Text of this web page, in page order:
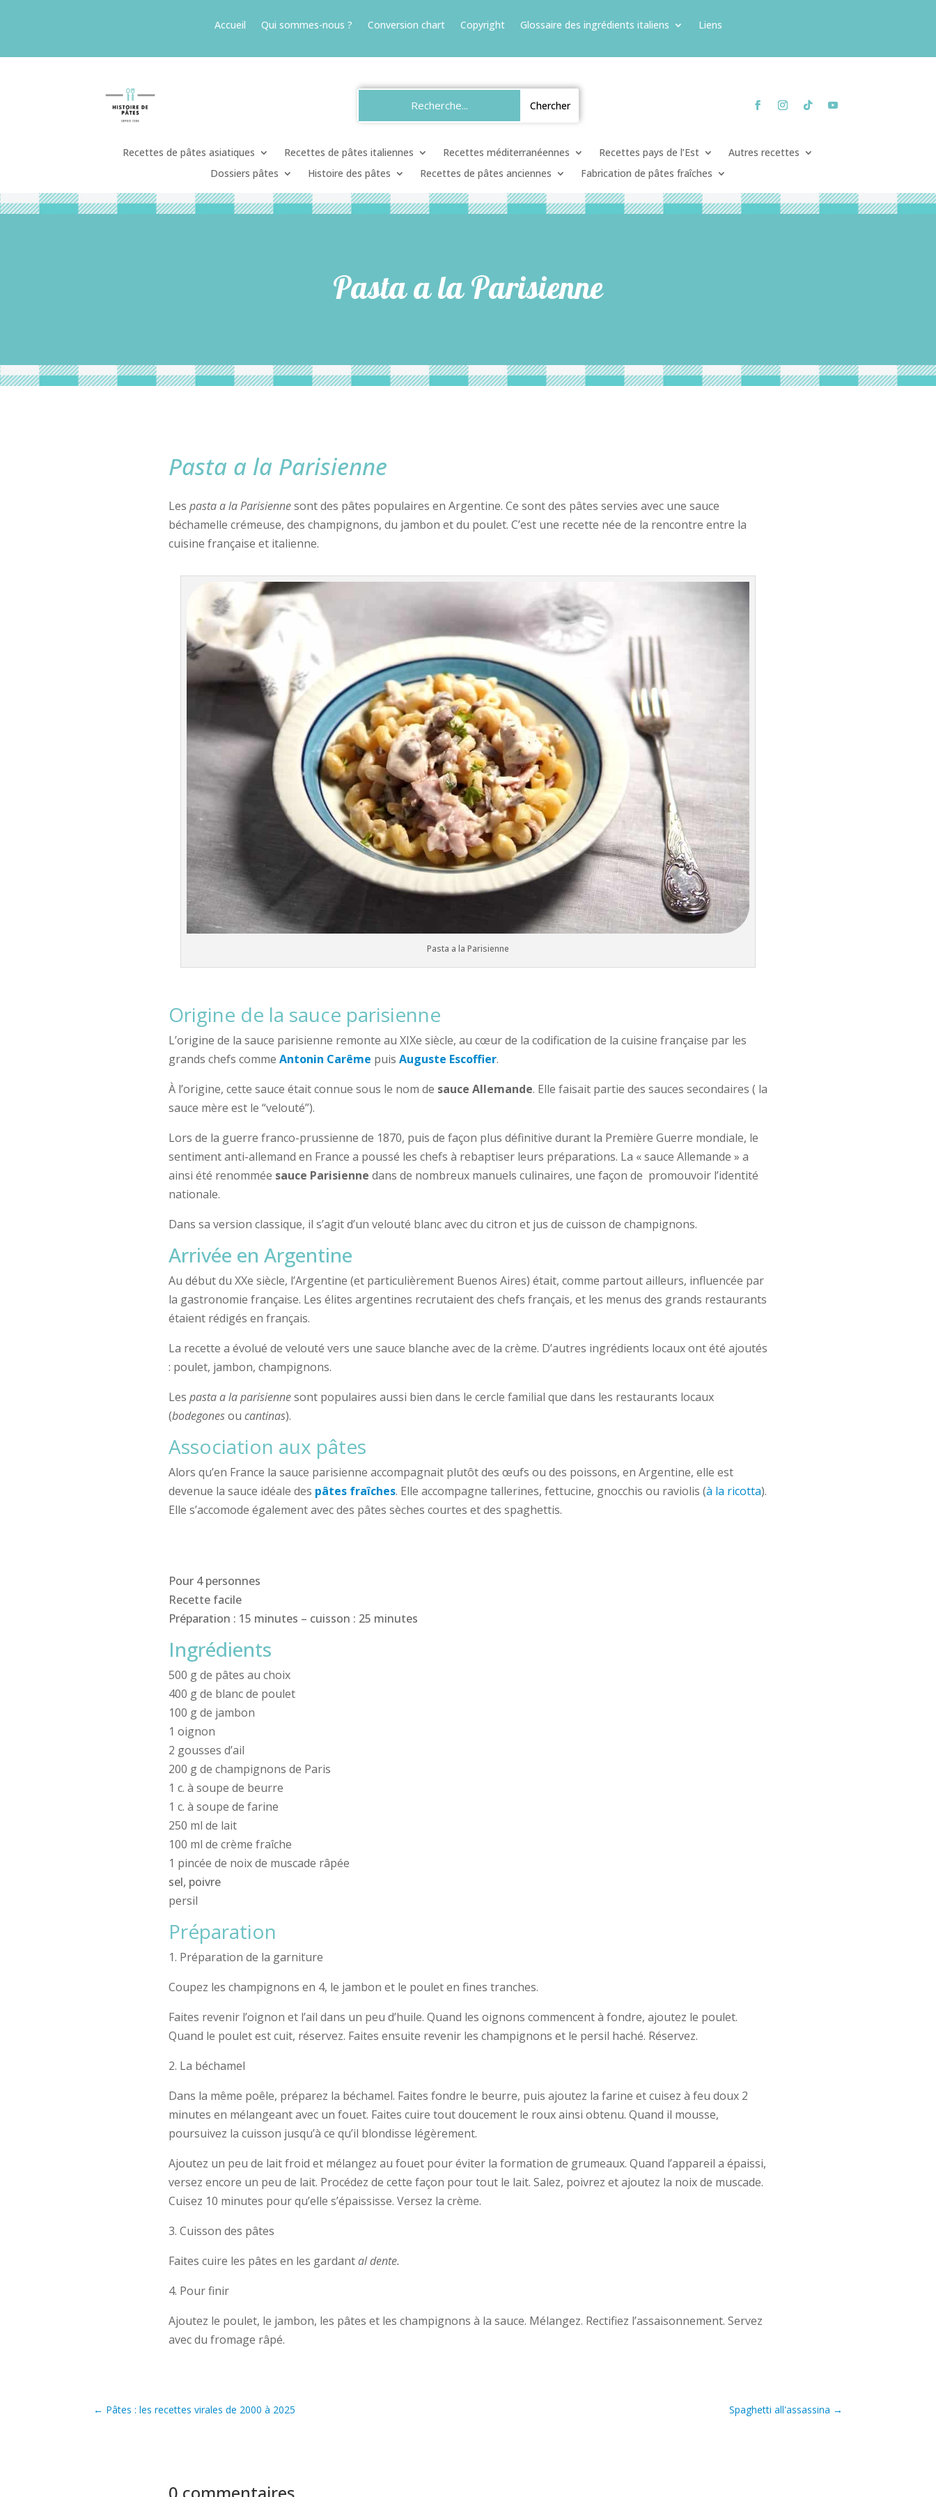
Accueil Qui sommes-nous ? Conversion chart Copyright Glossaire des ingrédients italiens Liens
Recettes de pâtes asiatiques Recettes de pâtes italiennes Recettes méditerranéennes Recettes pays de l’Est
Autres recettes
Dossiers pâtes
Histoire des pâtes Recettes de pâtes anciennes Fabrication de pâtes fraîches
Pasta a la Parisienne
Pasta a la Parisienne
Les pasta a la Parisiennesont des pâtes populaires en Argentine. Ce sont des pâtes servies avec une sauce
béchamelle crémeuse, des champignons, du jambon et du poulet. C’est une recette née de la rencontre entre la
cuisine française et italienne.
Pasta a la Parisienne
Origine de la sauce parisienne
L’origine de la sauce parisienne remonte au XIXe siècle, au cœur de la codification de la cuisine française par les
grands chefs comme Antonin Carême puis Auguste Escoffier.
À l’origine, cette sauce était connue sous le nom de sauce Allemande. Elle faisait partie des sauces secondaires ( la
sauce mère est le “velouté”).
Lors de la guerre franco-prussienne de 1870, puis de façon plus définitive durant la Première Guerre mondiale, le
sentiment anti-allemand en France a poussé les chefs à rebaptiser leurs préparations. La « sauce Allemande » a
ainsi été renommée sauce Parisienne dans de nombreux manuels culinaires, une façon de promouvoir l’identité
nationale.
Dans sa version classique, il s’agit d’un velouté blanc avec du citron et jus de cuisson de champignons.
Arrivée en Argentine
Au début du XXe siècle, l’Argentine (et particulièrement Buenos Aires) était, comme partout ailleurs, influencée par
la gastronomie française. Les élites argentines recrutaient des chefs français, et les menus des grands restaurants
étaient rédigés en français.
La recette a évolué de velouté vers une sauce blanche avec de la crème. D’autres ingrédients locaux ont été ajoutés
: poulet, jambon, champignons.
Les pasta a la parisiennesont populaires aussi bien dans le cercle familial que dans les restaurants locaux
(bodegonesou cantinas).
Association aux pâtes
Alors qu’en France la sauce parisienne accompagnait plutôt des œufs ou des poissons, en Argentine, elle est
devenue la sauce idéale des pâtes fraîches. Elle accompagne tallerines, fettucine, gnocchis ou raviolis (à la ricotta).
Elle s’accomode également avec des pâtes sèches courtes et des spaghettis.
Pour 4 personnes
Recette facile
Préparation : 15 minutes – cuisson : 25 minutes
Ingrédients
500 g de pâtes au choix
400 g de blanc de poulet
100 g de jambon
1 oignon
2 gousses d’ail
200 g de champignons de Paris
1 c. à soupe de beurre
1 c. à soupe de farine
250 ml de lait
100 ml de crème fraîche
1 pincée de noix de muscade râpée
sel, poivre
persil
Préparation
1. Préparation de la garniture
Coupez les champignons en 4, le jambon et le poulet en fines tranches.
Faites revenir l’oignon et l’ail dans un peu d’huile. Quand les oignons commencent à fondre, ajoutez le poulet.
Quand le poulet est cuit, réservez. Faites ensuite revenir les champignons et le persil haché. Réservez.
2. La béchamel
Dans la même poêle, préparez la béchamel. Faites fondre le beurre, puis ajoutez la farine et cuisez à feu doux 2
minutes en mélangeant avec un fouet. Faites cuire tout doucement le roux ainsi obtenu. Quand il mousse,
poursuivez la cuisson jusqu’à ce qu’il blondisse légèrement.
Ajoutez un peu de lait froid et mélangez au fouet pour éviter la formation de grumeaux. Quand l’appareil a épaissi,
versez encore un peu de lait. Procédez de cette façon pour tout le lait. Salez, poivrez et ajoutez la noix de muscade.
Cuisez 10 minutes pour qu’elle s’épaississe. Versez la crème.
3. Cuisson des pâtes
Faites cuire les pâtes en les gardantal dente.
4. Pour finir
Ajoutez le poulet, le jambon, les pâtes et les champignons à la sauce. Mélangez. Rectifiez l’assaisonnement. Servez
avec du fromage râpé.
← Pâtes : les recettes virales de 2000 à 2025 Spaghetti all'assassina →